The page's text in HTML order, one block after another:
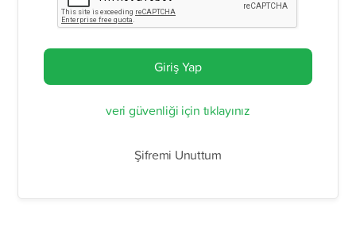
Giriş Yap
veri güvenliği için tıklayınız
Şifremi Unuttum